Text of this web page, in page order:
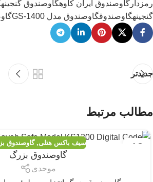
رمزدار گاوصندوق ایران کاوهگاوصندوق گنجینه
گنجینهگاوصندوقگاوصندوق مدل GS-1400
جدیدتر
مطالب مرتبط
13 سیف باکس هتلی,گاوصندوق
گاوصندوق بزرگ
موحدی